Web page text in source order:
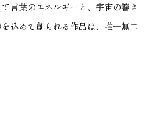
言葉のエネルギーと、宇宙の響き
込めて創られる作品は、唯一無二